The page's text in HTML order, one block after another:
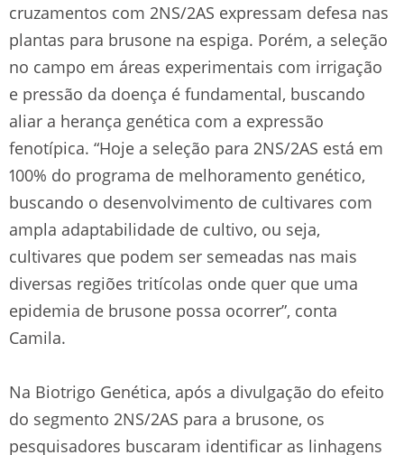
cruzamentos com 2NS/2AS expressam defesa nas
plantas para brusone na espiga. Porém, a seleção
no campo em áreas experimentais com irrigação
e pressão da doença é fundamental, buscando
aliar a herança genética com a expressão
fenotípica. “Hoje a seleção para 2NS/2AS está em
100% do programa de melhoramento genético,
buscando o desenvolvimento de cultivares com
ampla adaptabilidade de cultivo, ou seja,
cultivares que podem ser semeadas nas mais
diversas regiões tritícolas onde quer que uma
epidemia de brusone possa ocorrer”, conta
Camila.
Na Biotrigo Genética, após a divulgação do efeito
do segmento 2NS/2AS para a brusone, os
pesquisadores buscaram identificar as linhagens